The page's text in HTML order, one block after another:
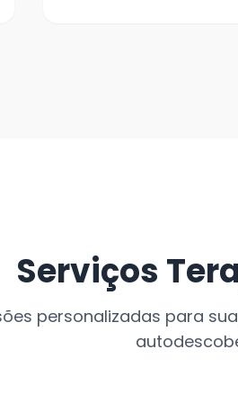
Serviços
personalizadas para